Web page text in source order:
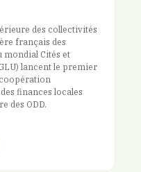
des collectivités
français des
mondial Cités et
lancent le premier
finances locales
des ODD.